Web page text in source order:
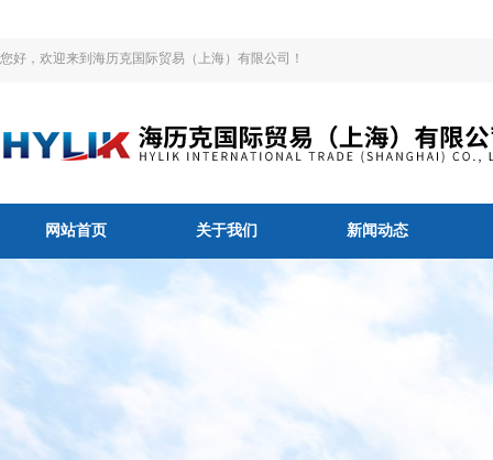
您好，欢迎来到海历克国际贸易（上海）有限公司！
网站首页 关于我们 新闻动态